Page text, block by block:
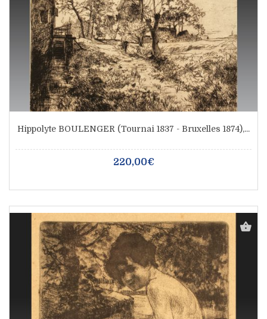
Hippolyte BOULENGER (Tournai 1837 - Bruxelles 1874),...
220,00€